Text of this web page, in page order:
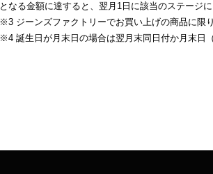
となる金額に達すると、翌月1日に該当のステージ
※3 ジーンズファクトリーでお買い上げの商品に限り
※4 誕生日が月末日の場合は翌月末同日付か月末日